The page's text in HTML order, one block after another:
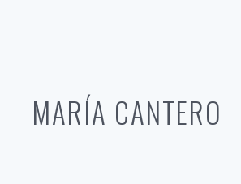
MARÍA CANTERO